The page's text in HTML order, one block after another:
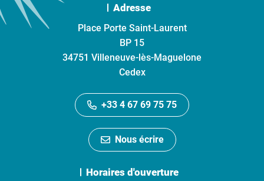
Adresse
Place Porte Saint-Laurent
BP 15
34751 Villeneuve-lès-Maguelone
Cedex
+33 4 67 69 75 75
Nous écrire
Horaires d'ouverture